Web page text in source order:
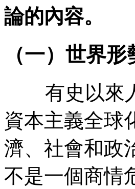
論的內容。
（一）世界
有史以來
資本主義全球
濟、社會和政
不是一個商情